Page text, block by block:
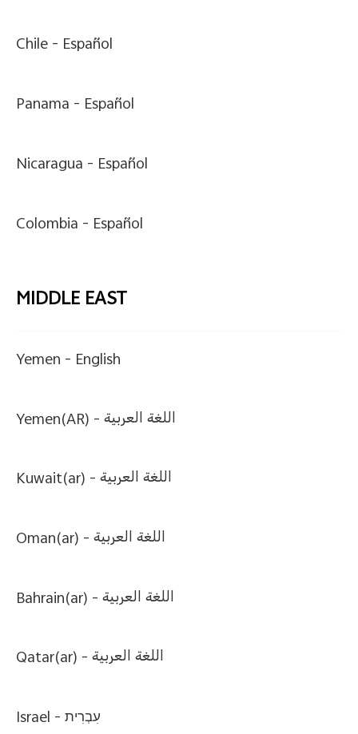
Chile - Español
Panama - Español
Nicaragua - Español
Colombia - Español
MIDDLE EAST
Yemen - English
Yemen(AR) -اللغة العربية
Kuwait(ar) -اللغة العربية
Oman(ar) -اللغة العربية
Bahrain(ar) -اللغة العربية
Qatar(ar) -اللغة العربية
Israel -עִבְרִית